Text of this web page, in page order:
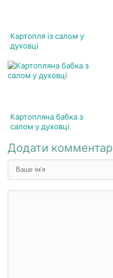
Картопля із салом у
духовці
Картопляна бабка з
салом у духовці
Додати комментар